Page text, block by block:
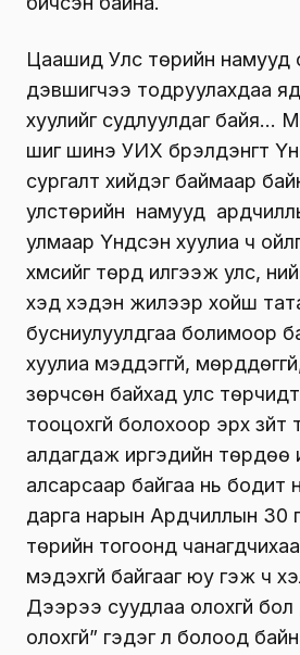
Цаашид Улс төрийн намууд
дэвшигчээ тодруулахдаа
хуулийг судлуулдаг байя…
шиг шинэ УИХ бүрэлдэнгүүт
сургалт хийдэг баймаар
улстөрийн намууд
улмаар Үндсэн хуулиа ч
хүмүүсийг төрд илгээж улс,
хэд хэдэн жилээр хойш
бусниулуулдгаа болимоор
хуулиа мэддэггүй,
зөрчсөн байхад улс
тооцохгүй болохоор эрх
алдагдаж иргэдийн төр­дөө
алсарсаар байгаа нь бодит
дарга нарын Ард­чиллын 30
төрийн то­гоонд
мэдэхгүй байгааг юу гэж ч
Дээрээ суудлаа олохгүй
олохгүй” гэдэг л болоод